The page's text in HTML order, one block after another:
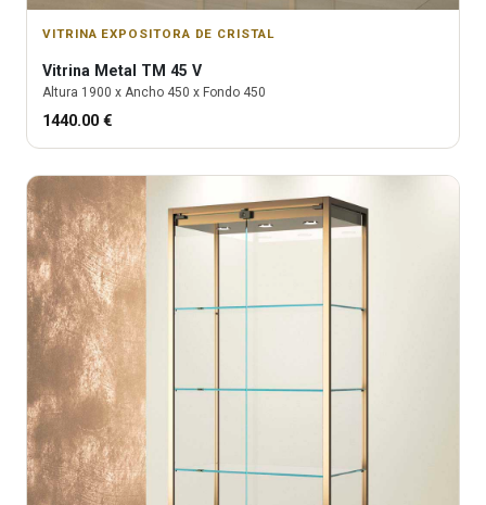
VITRINA EXPOSITORA DE CRISTAL
Vitrina Metal TM 45 V
Altura 1900 x Ancho 450 x Fondo 450
1440.00 €